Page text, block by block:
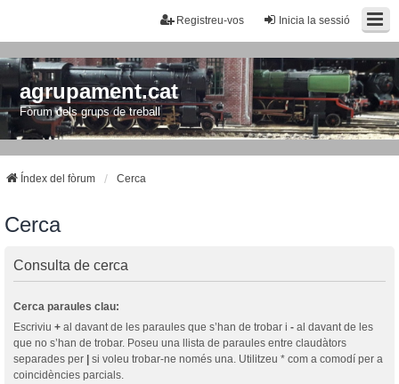
Inicia la sessió
Registreu-vos
agrupament.cat
Fòrum dels grups de treball
Índex del fòrum Cerca
Cerca
Consulta de cerca
Cerca paraules clau:
Escriviu + al davant de les paraules que s’han de trobar i - al davant de les
que no s’han de trobar. Poseu una llista de paraules entre claudàtors
separades per | si voleu trobar-ne només una. Utilitzeu * com a comodí per a
coincidències parcials.